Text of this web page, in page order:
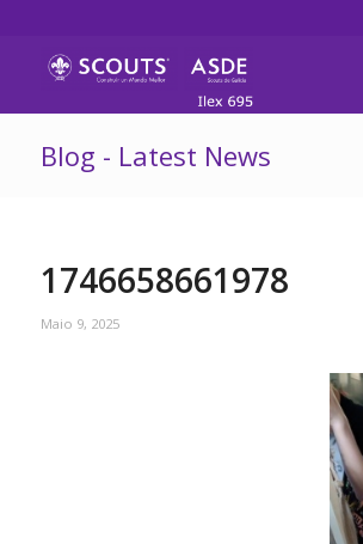
Blog - Latest News
1746658661978
Maio 9, 2025